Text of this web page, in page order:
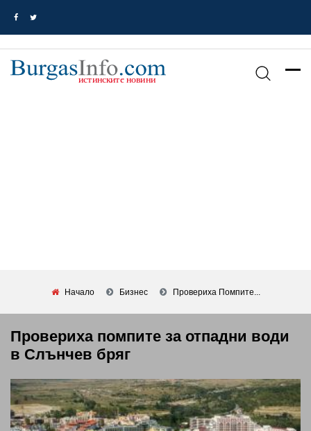
Начало Бизнес Провериха Помпите...
Провериха помпите за отпадни води
в Слънчев бряг